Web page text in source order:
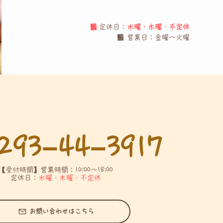
■ 定休日： 水曜・木曜・不定休
■ 営業日：金曜〜火曜
受付時間】営業時間：10:00〜18:00
定休日： 水曜・木曜・不定休
お問い合わせはこちら